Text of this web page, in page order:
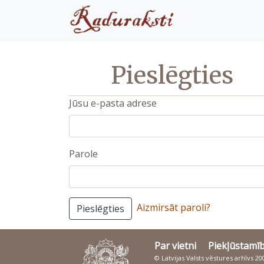
Pieslēgties
Jūsu e-pasta adrese
Parole
Pieslēgties Aizmirsāt paroli?
Par vietni
© Latvijas Valsts vēstures arhīvs